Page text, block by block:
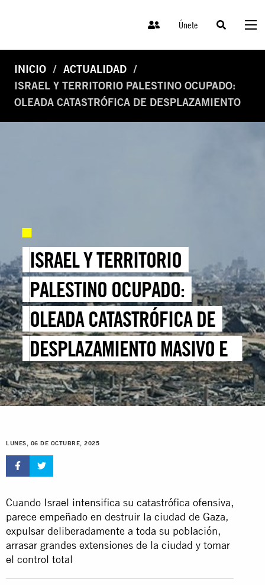
Únete
INICIO
ACTUALIDAD
ISRAEL Y TERRITORIO PALESTINO OCUPADO:
OLEADA CATASTRÓFICA DE DESPLAZAMIENTO
ISRAEL Y TERRITORIO
PALESTINO OCUPADO:
OLEADA CATASTRÓFICA DE
DESPLAZAMIENTO MASIVO EN
CONDICIONES INHUMANAS
MIENTRAS ISRAEL ARRASA LA
CIUDAD DE GAZA
LUNES, 06 DE OCTUBRE, 2025
Cuando Israel intensifica su catastrófica ofensiva,
parece empeñado en destruir la ciudad de Gaza,
expulsar deliberadamente a toda su población,
arrasar grandes extensiones de la ciudad y tomar
el control total